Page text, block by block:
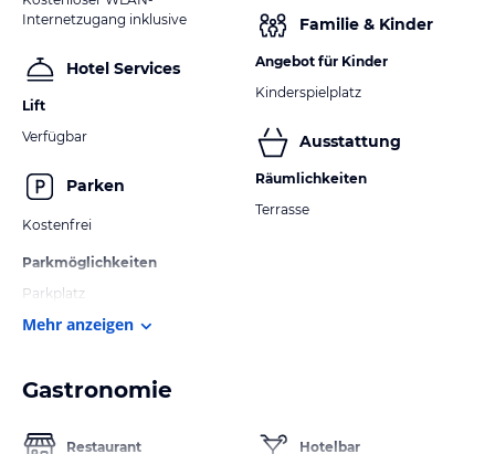
Internetzugang inklusive
Hotel Services
Lift
Verfügbar
Parken
Kostenfrei
Parkmöglichkeiten
Parkplatz
Familie & Kinder
Angebot für Kinder
Kinderspielplatz
Ausstattung
Räumlichkeiten
Terrasse
Mehr anzeigen
Gastronomie
Restaurant Hotelbar